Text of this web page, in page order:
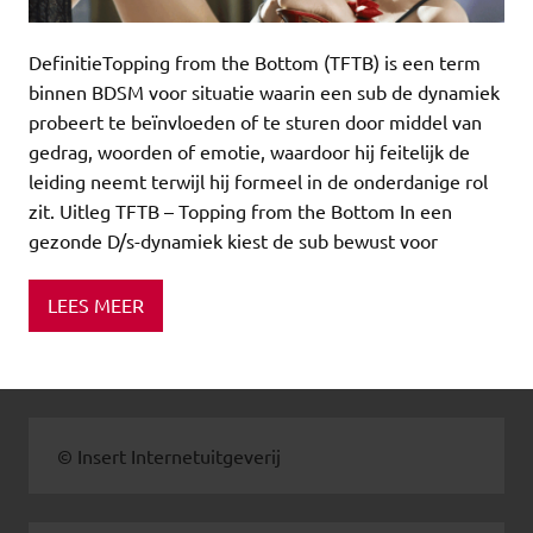
DefinitieTopping from the Bottom (TFTB) is een term
binnen BDSM voor situatie waarin een sub de dynamiek
probeert te beïnvloeden of te sturen door middel van
gedrag, woorden of emotie, waardoor hij feitelijk de
leiding neemt terwijl hij formeel in de onderdanige rol
zit. Uitleg TFTB – Topping from the Bottom In een
gezonde D/s-dynamiek kiest de sub bewust voor
LEES MEER
© Insert Internetuitgeverij